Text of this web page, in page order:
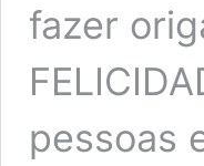
fazer
pessoas